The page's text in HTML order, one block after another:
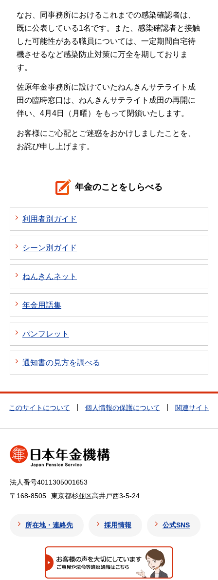
なお、同事務所におけるこれまでの感染確認者は、
既に公表している1名です。また、感染確認者と接触
した可能性がある職員については、一定期間自宅待
機させるなど感染防止対策に万全を期しておりま
す。
佐原年金事務所に設けていたねんきんサテライト成
田の臨時窓口は、ねんきんサテライト成田の再開に
伴い、4月4日（月曜）をもって閉鎖いたします。
お客様にご心配とご迷惑をおかけしましたことを、
お詫び申し上げます。
年金のことをしらべる
利用者別ガイド
シーン別ガイド
ねんきんネット
年金用語集
パンフレット
通知書の見方を調べる
このサイトについて 個人情報の保護について 関連サイト
法人番号4011305001653
〒168-8505
東京都杉並区高井戸西3-5-24
所在地・連絡先 採用情報 公式SNS